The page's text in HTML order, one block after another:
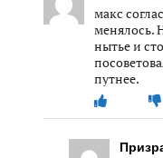
макс
менялось.
нытье и
путнее.